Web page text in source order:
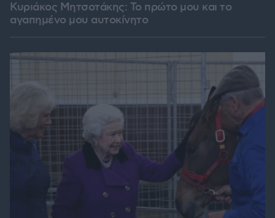
Κυριάκος Μητσοτάκης: Το πρώτο μου και το
αγαπημένο μου αυτοκίνητο